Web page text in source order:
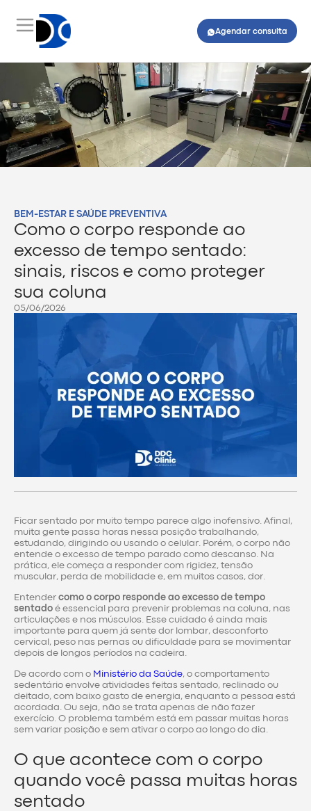
Agendar consulta
BEM-ESTAR E SAÚDE PREVENTIVA
Como o corpo responde ao
excesso de tempo sentado:
sinais, riscos e como proteger
sua coluna
05/06/2026
Ficar sentado por muito tempo parece algo inofensivo. Afinal,
muita gente passa horas nessa posição trabalhando,
estudando, dirigindo ou usando o celular. Porém, o corpo não
entende o excesso de tempo parado como descanso. Na
prática, ele começa a responder com rigidez, tensão
muscular, perda de mobilidade e, em muitos casos, dor.
Entender como o corpo responde ao excesso de tempo
sentado é essencial para prevenir problemas na coluna, nas
articulações e nos músculos. Esse cuidado é ainda mais
importante para quem já sente dor lombar, desconforto
cervical, peso nas pernas ou dificuldade para se movimentar
depois de longos períodos na cadeira.
De acordo com o Ministério da Saúde, o comportamento
sedentário envolve atividades feitas sentado, reclinado ou
deitado, com baixo gasto de energia, enquanto a pessoa está
acordada. Ou seja, não se trata apenas de não fazer
exercício. O problema também está em passar muitas horas
sem variar posição e sem ativar o corpo ao longo do dia.
O que acontece com o corpo
quando você passa muitas horas
sentado